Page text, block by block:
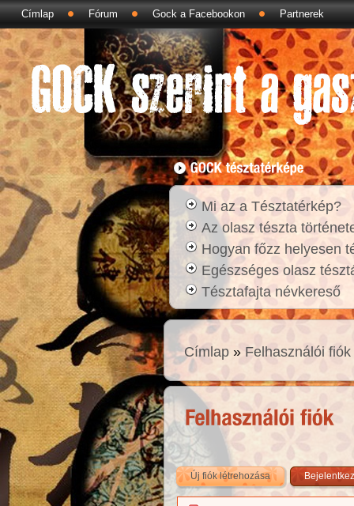
Címlap Fórum Gock a Facebookon Partnerek
Mi az a Tésztatérkép?
Az olasz tészta
Hogyan főzz helyesen
Egészséges olasz
Tésztafajta névkereső
Címlap » Felhasználói fiók
Új fiók létrehozása(aktív fül)